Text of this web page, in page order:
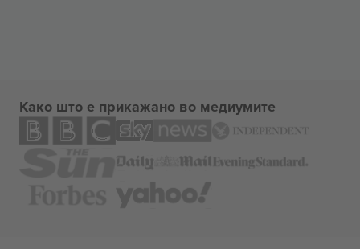
Како што е прикажано во медиумите